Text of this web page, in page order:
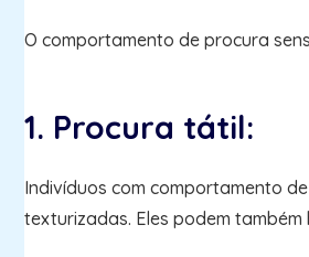
O comportamento de procura
1. Procura tátil:
Indivíduos com comportamento
texturizadas. Eles podem